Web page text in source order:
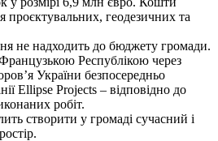
геодезичних та
не надходить до бюджету громади.
Республікою через
України безпосередньо
Ellipse Projects – відповідно до
робіт.
створити у громаді сучасний і